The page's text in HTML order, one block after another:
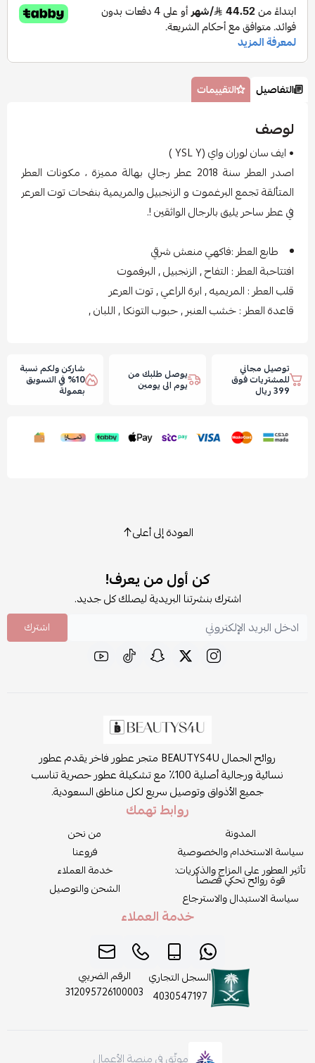
التفاصيل التقييمات
لوصف
• ايف سان لوران واي (YSL Y )
اصدر العطر سنة 2018 عطر رجالي بهالة مميزة ، مكونات العطر
المتألقة تجمع البرغموت و الزنجبيل والمريمية بنفحات توت العرعر
في عطر ساحر يليق بالرجال الواثقين !.
طابع العطر :فاكهي منعش شرقي
افتتاحبة العطر : التفاح , الزنجبيل , البرفموت
قلب العطر : المريميه , ابرة الراعي , توت العرعر
قاعدة العطر : خشب العنبر , حبوب التونكا , اللبان ,
توصيل مجاني
للمشتريات فوق
399 ريال
يوصل طلبك من
يوم الى يومين
شاركن ولكم نسبة
10% في التسويق
بعمولة
العودة إلى أعلى
كن أول من يعرف!
اشترك بنشرتنا البريدية ليصلك كل جديد.
اشترك
روائح الجمال BEAUTYS4U متجر عطور فاخر يقدم عطور
نسائية ورجالية أصلية 100٪ مع تشكيلة عطور حصرية تناسب
جميع الأذواق وتوصيل سريع لكل مناطق السعودية.
روابط تهمك
المدونة
سياسة الاستخدام والخصوصية
تأثير العطور على المزاج والذكريات:
قوة روائح تحكي قصصاً
سياسة الاستبدال والاسترجاع
من نحن
فروعنا
خدمة العملاء
الشحن والتوصيل
خدمة العملاء
السجل التجاري
4030547197
الرقم الضريبي
312095726100003
موثّق في منصة الأعمال